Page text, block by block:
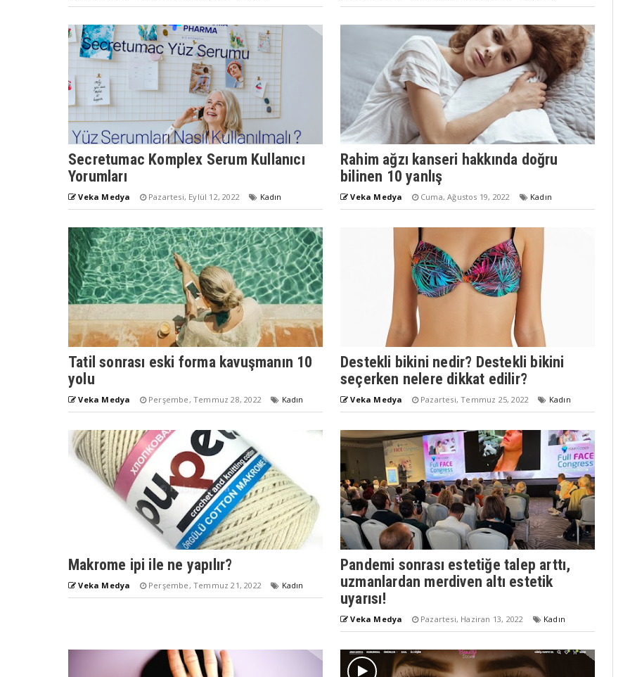
Secretumac Komplex Serum Kullanıcı
Yorumları
Veka Medya Pazartesi, Eylül 12, 2022 Kadın
Rahim ağzı kanseri hakkında doğru
bilinen 10 yanlış
Veka Medya Cuma, Ağustos 19, 2022 Kadın
Tatil sonrası eski forma kavuşmanın 10
yolu
Veka Medya Perşembe, Temmuz 28, 2022 Kadın
Destekli bikini nedir? Destekli bikini
seçerken nelere dikkat edilir?
Veka Medya Pazartesi, Temmuz 25, 2022 Kadın
Makrome ipi ile ne yapılır?
Veka Medya Perşembe, Temmuz 21, 2022 Kadın
Pandemi sonrası estetiğe talep arttı,
uzmanlardan merdiven altı estetik
uyarısı!
Veka Medya Pazartesi, Haziran 13, 2022 Kadın